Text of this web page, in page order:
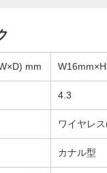
mm
4.3
ワイヤレ
カナル型